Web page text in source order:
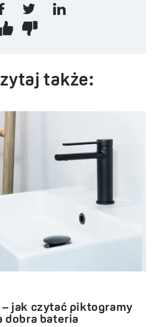
także:
– jak czytać piktogramy
dobra bateria